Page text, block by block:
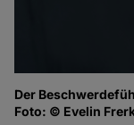
Der
Foto: © Evelin